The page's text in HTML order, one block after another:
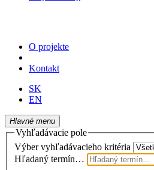
O projekte
Kontakt
SK
EN
Hlavné menu
Vyhľadávacie pole
Výber vyhľadávacieho kritéria
Hľadaný termín…